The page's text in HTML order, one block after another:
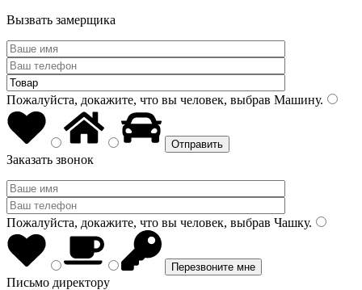
Вызвать замерщика
Пожалуйста, докажите, что вы человек, выбрав Машину.
Заказать звонок
Пожалуйста, докажите, что вы человек, выбрав Чашку.
Письмо директору